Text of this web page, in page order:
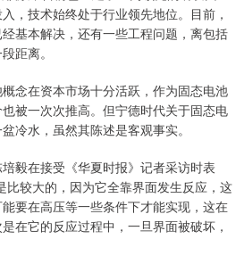
，技术始终处于行业领先地位。目前，
基本解决，还有一些工程问题，离包括
距离。
在资本市场十分活跃，作为固态电池
被一次次推高。但宁德时代关于固态电
冷水，虽然其陈述是客观事实。
在接受《华夏时报》记者采访时表
比较大的，因为它全靠界面发生反应，这
要在高压等一些条件下才能实现，这在
在它的反应过程中，一旦界面被破坏，